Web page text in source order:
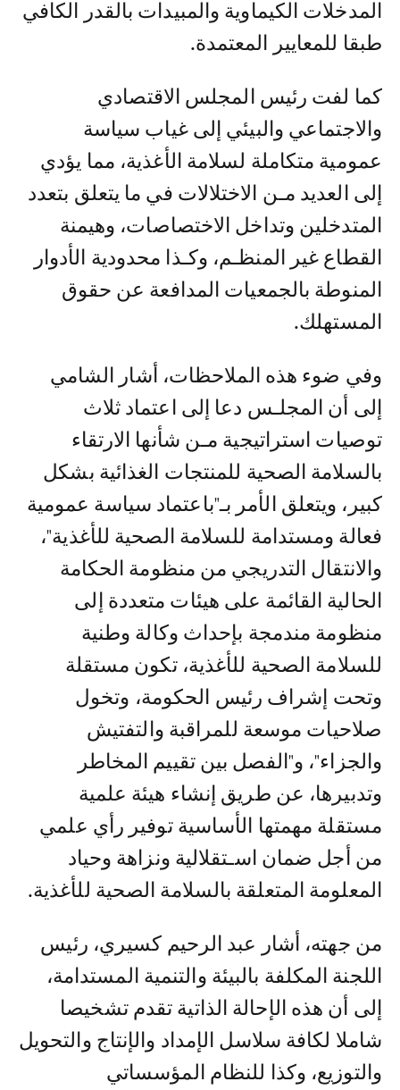
المدخلات الكيماوية والمبيدات بالقدر الكافي
طبقا للمعايير المعتمدة.
كما لفت رئيس المجلس الاقتصادي
والاجتماعي والبيئي إلى غياب سياسة
عمومية متكاملة لسلامة الأغذية، مما يؤدي
إلى العديد مـن الاختلالات في ما يتعلق بتعدد
المتدخلين وتداخل الاختصاصات، وهيمنة
القطاع غير المنظـم، وكـذا محدودية الأدوار
المنوطة بالجمعيات المدافعة عن حقوق
المستهلك.
وفي ضوء هذه الملاحظات، أشار الشامي
إلى أن المجلـس دعا إلى اعتماد ثلاث
توصيات استراتيجية مـن شأنها الارتقاء
بالسلامة الصحية للمنتجات الغذائية بشكل
كبير، ويتعلق الأمر بـ"باعتماد سياسة عمومية
فعالة ومستدامة للسلامة الصحية للأغذية"،
والانتقال التدريجي من منظومة الحكامة
الحالية القائمة على هيئات متعددة إلى
منظومة مندمجة بإحداث وكالة وطنية
للسلامة الصحية للأغذية، تكون مستقلة
وتحت إشراف رئيس الحكومة، وتخول
صلاحيات موسعة للمراقبة والتفتيش
والجزاء"، و"الفصل بين تقييم المخاطر
وتدبيرها، عن طريق إنشاء هيئة علمية
مستقلة مهمتها الأساسية توفير رأي علمي
من أجل ضمان اسـتقلالية ونزاهة وحياد
المعلومة المتعلقة بالسلامة الصحية للأغذية.
من جهته، أشار عبد الرحيم كسيري، رئيس
اللجنة المكلفة بالبيئة والتنمية المستدامة،
إلى أن هذه الإحالة الذاتية تقدم تشخيصا
شاملا لكافة سلاسل الإمداد والإنتاج والتحويل
والتوزيع، وكذا للنظام المؤسساتي